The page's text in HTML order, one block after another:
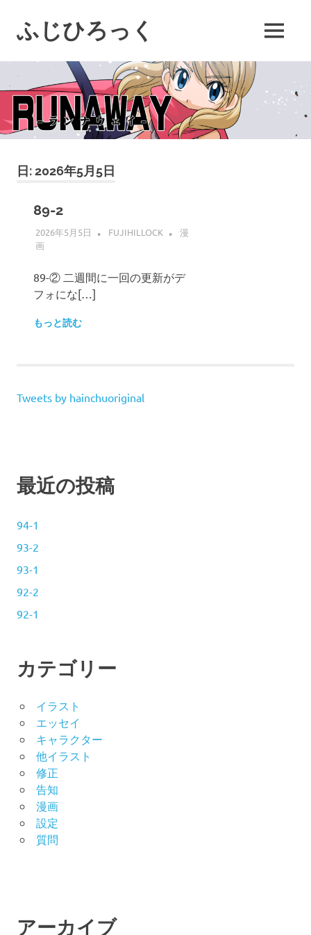
ン
へ
キ
ッ
ふじひろっく MENU
日:2026年5月5日
89-2
2026年5月5日 FUJIHILLOCK
漫
画
89-② 二週間に一回の更新がデ
フォにな[…]
もっと読む
Tweets by hainchuoriginal
最近の投稿
94-1
93-2
93-1
92-2
92-1
カテゴリー
イラスト
エッセイ
キャラクター
他イラスト
修正
告知
漫画
設定
質問
アーカイブ